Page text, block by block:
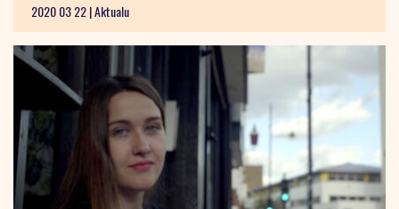
2020 03 22 |Aktualu